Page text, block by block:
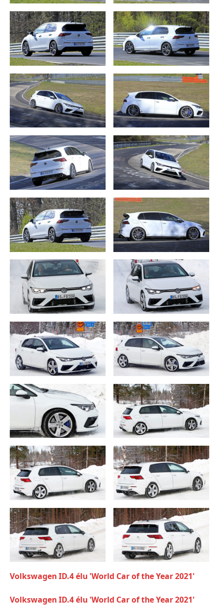
Volkswagen ID.4 élu 'World Car of the Year 2021'
Volkswagen ID.4 élu 'World Car of the Year 2021'